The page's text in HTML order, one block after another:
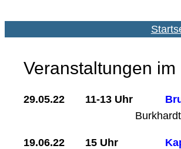
Veranstaltungen
29.05.22 11-13 Uhr
19.06.22 15 Uhr